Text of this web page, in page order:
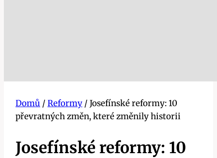
Domů / Reformy / Josefínské reformy: 10
převratných změn, které změnily historii
Josefínské reformy: 10